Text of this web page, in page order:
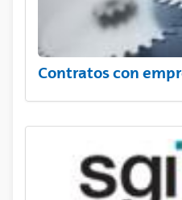
Contratos con